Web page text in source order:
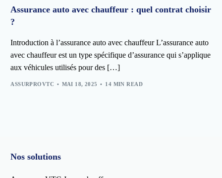
Assurance auto avec chauffeur : quel contrat choisir
?
Introduction à l’assurance auto avec chauffeur L’assurance auto
avec chauffeur est un type spécifique d’assurance qui s’applique
aux véhicules utilisés pour des […]
ASSURPROVTC MAI 18, 2025 14 MIN READ
Nos solutions